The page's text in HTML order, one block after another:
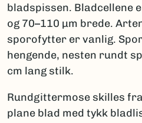
bladspissen. Bladcellene
og 70–110 µm brede.
sporofytter er vanlig.
hengende, nesten rundt
cm lang stilk.
Rundgittermose skilles
plane blad med tykk